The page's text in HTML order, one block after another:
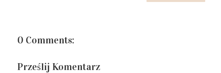
0 Comments:
Prześlij Komentarz